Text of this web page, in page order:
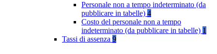
Personale non a tempo indeterminato (da
pubblicare in tabelle) 4
Costo del personale non a tempo
indeterminato (da pubblicare in tabelle) 1
Tassi di assenza 9